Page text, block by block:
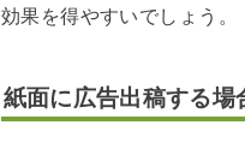
効果を得やすいでしょう。
紙面に広告出稿する場